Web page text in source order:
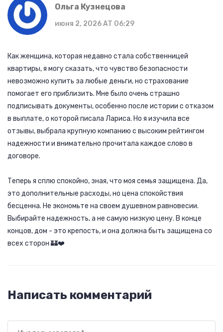
Ольга Кузнецова
июня 2, 2026 AT 06:29
Как женщина, которая недавно стала собственницей
квартиры, я могу сказать, что чувство безопасности
невозможно купить за любые деньги, но страхование
помогает его приблизить. Мне было очень страшно
подписывать документы, особенно после истории с отказом
в выплате, о которой писала Лариса. Но я изучила все
отзывы, выбрала крупную компанию с высоким рейтингом
надежности и внимательно прочитала каждое слово в
договоре.
Теперь я сплю спокойно, зная, что моя семья защищена. Да,
это дополнительные расходы, но цена спокойствия
бесценна. Не экономьте на своем душевном равновесии.
Выбирайте надежность, а не самую низкую цену. В конце
концов, дом - это крепость, и она должна быть защищена со
всех сторон 🏰❤️
Написать комментарий